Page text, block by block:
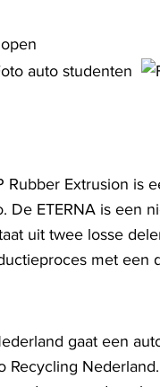
Rubber Extrusion is
De ETERNA is een
uit twee losse
met een
gaat een
Recycling